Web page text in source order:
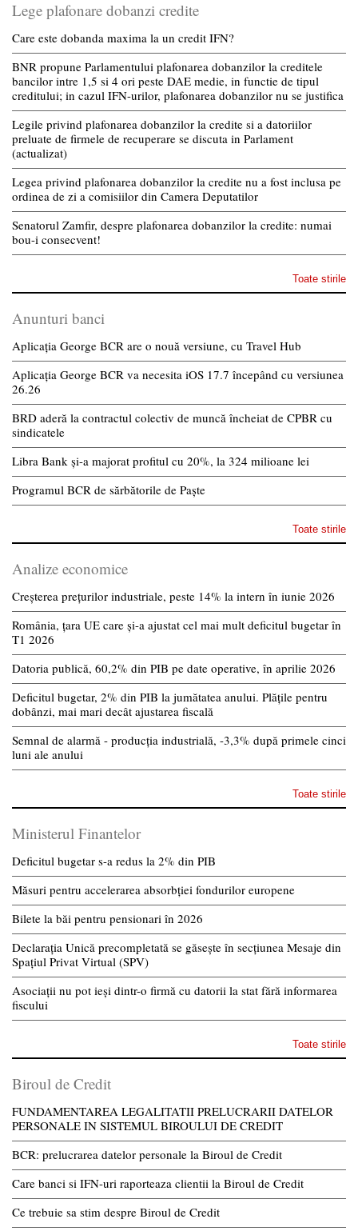
Lege plafonare dobanzi credite
Care este dobanda maxima la un credit IFN?
BNR propune Parlamentului plafonarea dobanzilor la creditele
bancilor intre 1,5 si 4 ori peste DAE medie, in functie de tipul
creditului; in cazul IFN-urilor, plafonarea dobanzilor nu se justifica
Legile privind plafonarea dobanzilor la credite si a datoriilor
preluate de firmele de recuperare se discuta in Parlament
(actualizat)
Legea privind plafonarea dobanzilor la credite nu a fost inclusa pe
ordinea de zi a comisiilor din Camera Deputatilor
Senatorul Zamfir, despre plafonarea dobanzilor la credite: numai
bou-i consecvent!
Toate stirile
Anunturi banci
Aplicația George BCR are o nouă versiune, cu Travel Hub
Aplicația George BCR va necesita iOS 17.7 începând cu versiunea
26.26
BRD aderă la contractul colectiv de muncă încheiat de CPBR cu
sindicatele
Libra Bank și-a majorat profitul cu 20%, la 324 milioane lei
Programul BCR de sărbătorile de Paște
Toate stirile
Analize economice
Creșterea prețurilor industriale, peste 14% la intern în iunie 2026
România, țara UE care și-a ajustat cel mai mult deficitul bugetar în
T1 2026
Datoria publică, 60,2% din PIB pe date operative, în aprilie 2026
Deficitul bugetar, 2% din PIB la jumătatea anului. Plățile pentru
dobânzi, mai mari decât ajustarea fiscală
Semnal de alarmă - producția industrială, -3,3% după primele cinci
luni ale anului
Toate stirile
Ministerul Finantelor
Deficitul bugetar s-a redus la 2% din PIB
Măsuri pentru accelerarea absorbției fondurilor europene
Bilete la băi pentru pensionari în 2026
Declarația Unică precompletată se găsește în secțiunea Mesaje din
Spațiul Privat Virtual (SPV)
Asociații nu pot ieși dintr-o firmă cu datorii la stat fără informarea
fiscului
Toate stirile
Biroul de Credit
FUNDAMENTAREA LEGALITATII PRELUCRARII DATELOR
PERSONALE IN SISTEMUL BIROULUI DE CREDIT
BCR: prelucrarea datelor personale la Biroul de Credit
Care banci si IFN-uri raporteaza clientii la Biroul de Credit
Ce trebuie sa stim despre Biroul de Credit